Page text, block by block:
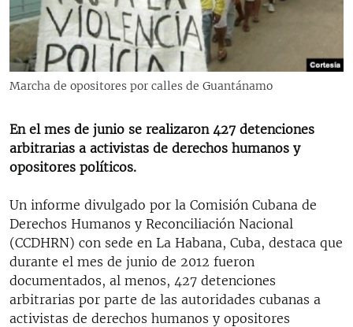
RADIO MARTÍ
ESPECIALES
ESPECIALES
SER VIEJO EN CUBA
KENTU-CUBANO
DESINFORMACIÓN RUSA EN AMÉRICA LATINA
LA INVASIÓN DE RUSIA A UCRANIA
MULTIMEDIA
SÍGUENOS
Marcha de opositores por calles de Guantánamo
En el mes de junio se realizaron 427 detenciones
arbitrarias a activistas de derechos humanos y
opositores políticos.
Un informe divulgado por la Comisión Cubana de
Derechos Humanos y Reconciliación Nacional
(CCDHRN) con sede en La Habana, Cuba, destaca que
durante el mes de junio de 2012 fueron
documentados, al menos, 427 detenciones
arbitrarias por parte de las autoridades cubanas a
activistas de derechos humanos y opositores